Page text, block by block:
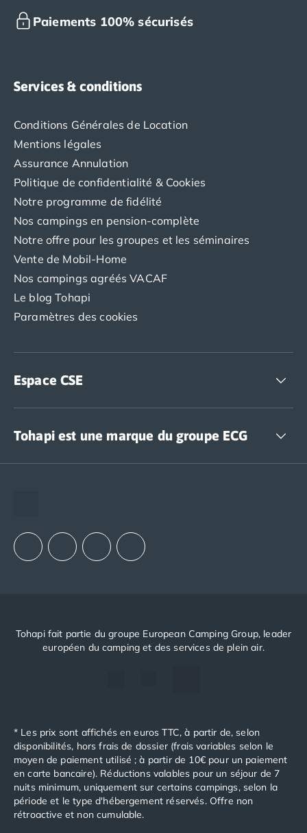
Paiements 100% sécurisés
Services & conditions
Conditions Générales de Location
Mentions légales
Assurance Annulation
Politique de confidentialité & Cookies
Notre programme de fidélité
Nos campings en pension-complète
Notre offre pour les groupes et les séminaires
Vente de Mobil-Home
Nos campings agréés VACAF
Le blog Tohapi
Paramètres des cookies
Espace CSE
Tohapi est une marque du groupe ECG
Notre politique RSE
Tohapi fait partie du groupe European Camping Group, leader
européen du camping et des services de plein air.
* Les prix sont affichés en euros TTC, à partir de, selon
disponibilités, hors frais de dossier (frais variables selon le
moyen de paiement utilisé ; à partir de 10€ pour un paiement
en carte bancaire). Réductions valables pour un séjour de 7
nuits minimum, uniquement sur certains campings, selon la
période et le type d'hébergement réservés. Offre non
rétroactive et non cumulable.